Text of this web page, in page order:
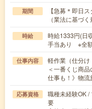
期間
【急募＊即日
（業法に基づく
時給
時給1333円(
手当あり ※全
仕事内容
軽作業（仕分け
＜一番くじ商
仕事も！》物
応募資格
職種未経験OK /
要